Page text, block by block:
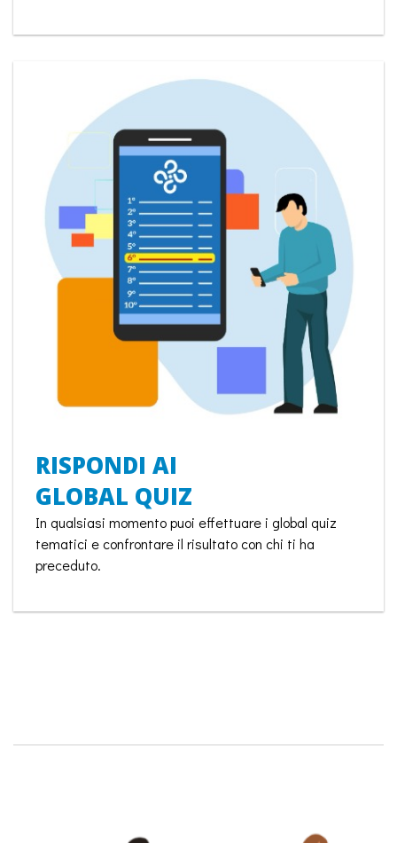
RISPONDI AI
GLOBAL QUIZ
In qualsiasi momento puoi effettuare i global quiz
tematici e confrontare il risultato con chi ti ha
preceduto.